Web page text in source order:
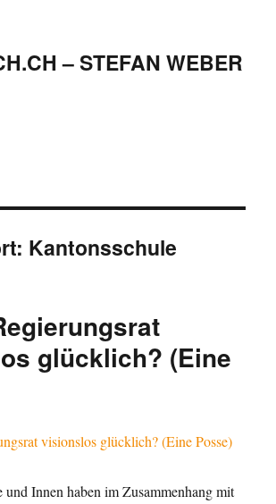
– STEFAN WEBER
Kantonsschule
glücklich? (Eine
und Innen haben im Zusammenhang mit